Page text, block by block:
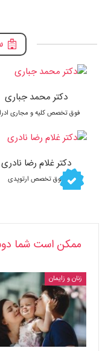
دکتر محمد جباری
فوق تخصص کلیه و مجاری
دکتر غلام رضا نادری
فوق تخصص ارتوپدی
ممکن است شما
زنان و زایمان